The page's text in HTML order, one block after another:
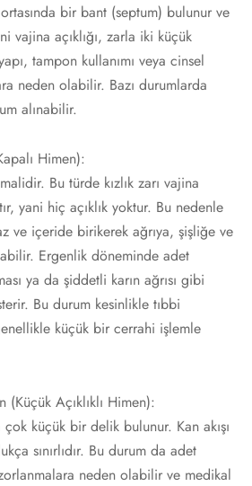
ortasında bir bant (septum) bulunur ve
vajina açıklığı, zarla iki küçük
tampon kullanımı veya cinsel
neden olabilir. Bazı durumlarda
alınabilir.
Himen):
Bu türde kızlık zarı vajina
yani hiç açıklık yoktur. Bu nedenle
ve içeride birikerek ağrıya, şişliğe ve
Ergenlik döneminde adet
ya da şiddetli karın ağrısı gibi
Bu durum kesinlikle tıbbi
küçük bir cerrahi işlemle
Açıklıklı Himen):
çok küçük bir delik bulunur. Kan akışı
sınırlıdır. Bu durum da adet
zorlanmalara neden olabilir ve medikal